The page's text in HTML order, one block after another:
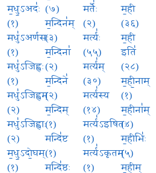
म॒धु॒ऽअदः॑
(१)
मधु॑ऽअर्णसः
(१)
मधु॑ऽजिह्वः
(१)
मधु॑ऽजिह्वम्
(२)
मधु॑ऽजिह्वाः
(२)
म॒धु॒ऽदो॒घम्
(१)
(७)
म॒न्दिन॑म्
(३)
म॒न्दिना॑
(२)
म॒न्दिने॑
(२)
म॒न्दिम्
(१)
मन्दि॑ष्ट
(१)
मन्दि॑ष्ठः
मर्तैः॑
(२)
मर्त्यः॑
(५५)
मर्त्य॑म्
(३०)
मर्त्य॑स्य
(१४)
मर्त्य॑ऽइषितः
(१)
मर्त्य॑ऽकृतम्
(१)
म॒ही
(३६)
म॒ही
इति॑
(२८)
म॒ही॒नाम्
(१)
म॒हीना॑म्
(४)
म॒हीभिः॑
(५)
म॒हीम्